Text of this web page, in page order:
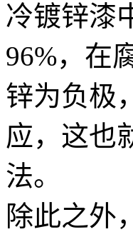
冷镀锌漆
96%，在
锌为负极
应，这也
法。
除此之外